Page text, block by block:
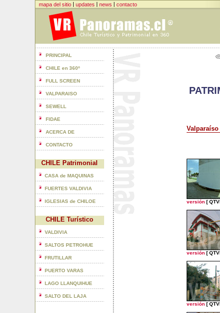
mapa del sitio| updates | news | contacto
PRINCIPAL
CHILE en 360º
FULL SCREEN
VALPARAISO
SEWELL
FIDAE
ACERCA DE
CONTACTO
CHILE Patrimonial
CASA de MAQUINAS
FUERTES VALDIVIA
IGLESIAS de CHILOE
CHILE Turístico
VALDIVIA
SALTOS PETROHUE
FRUTILLAR
PUERTO VARAS
LAGO LLANQUIHUE
SALTO DEL LAJA
versión [
versión [
versión [